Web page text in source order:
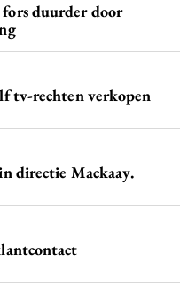
duurder door
tv-rechten verkopen
directie Mackaay.